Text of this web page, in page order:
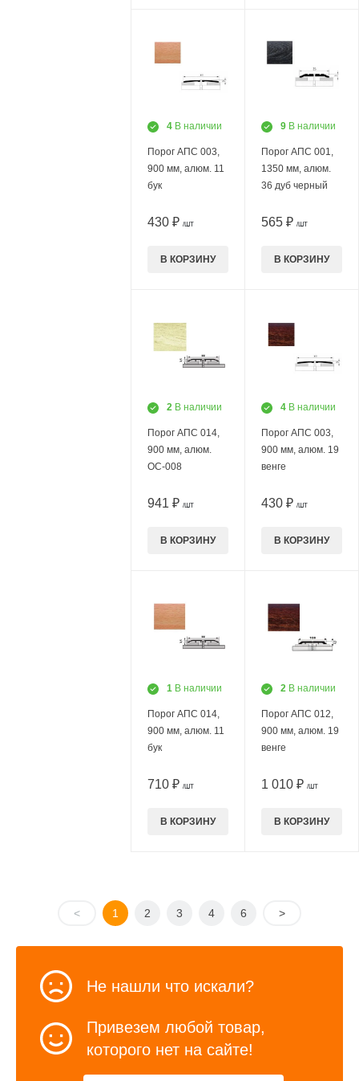
4 В наличии
Порог АПС 003,
900 мм, алюм. 11
бук
430 ₽ /ШТ
В КОРЗИНУ
9 В наличии
Порог АПС 001,
1350 мм, алюм.
36 дуб черный
565 ₽ /ШТ
В КОРЗИНУ
2 В наличии
Порог АПС 014,
900 мм, алюм.
ОС-008
941 ₽ /ШТ
В КОРЗИНУ
4 В наличии
Порог АПС 003,
900 мм, алюм. 19
венге
430 ₽ /ШТ
В КОРЗИНУ
1 В наличии
Порог АПС 014,
900 мм, алюм. 11
бук
710 ₽ /ШТ
В КОРЗИНУ
2 В наличии
Порог АПС 012,
900 мм, алюм. 19
венге
1 010 ₽ /ШТ
В КОРЗИНУ
< 1 2 3 4 6 >
Не нашли что искали?
Привезем любой товар,
которого нет на сайте!